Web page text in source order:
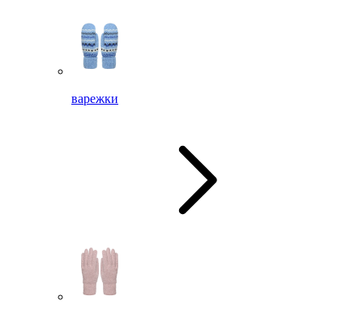
варежки